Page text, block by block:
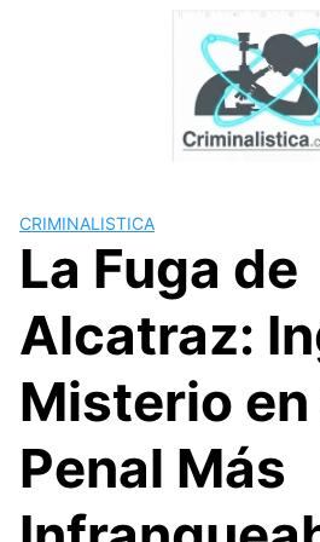
CRIMINALISTICA
La Fuga de
Alcatraz:
Misterio en
Penal Más